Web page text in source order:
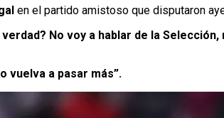
en el partido amistoso que disputaron
No voy a hablar de la Selección,
vuelva a pasar más”.